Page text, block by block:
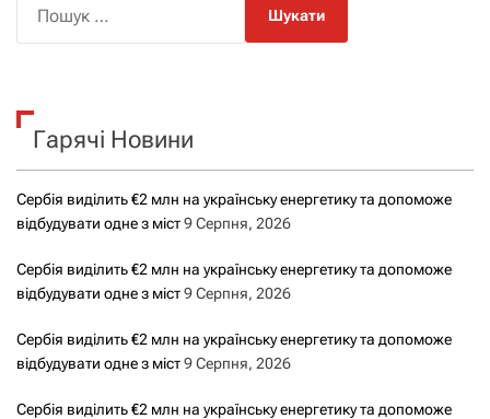
к
Гарячі Новини
Сербія виділить €2 млн на українську енергетику та допоможе
відбудувати одне з міст9 Серпня, 2026
Сербія виділить €2 млн на українську енергетику та допоможе
відбудувати одне з міст9 Серпня, 2026
Сербія виділить €2 млн на українську енергетику та допоможе
відбудувати одне з міст9 Серпня, 2026
Сербія виділить €2 млн на українську енергетику та допоможе